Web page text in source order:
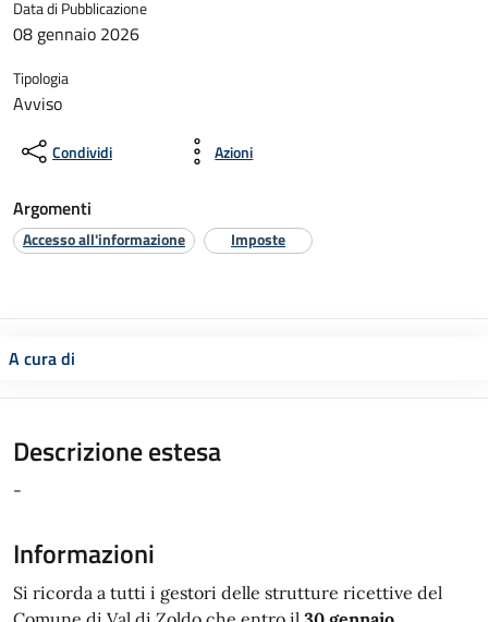
Data di Pubblicazione
08 gennaio 2026
Tipologia
Avviso
Condividi Azioni
Argomenti
Accesso all'informazione Imposte
A cura di
Descrizione estesa
-
Informazioni
Si ricorda a tutti i gestori delle strutture ricettive del